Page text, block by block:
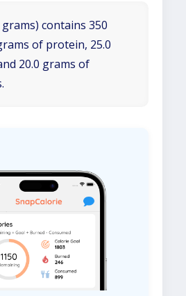
contains 350
of protein, 25.0
20.0 grams of